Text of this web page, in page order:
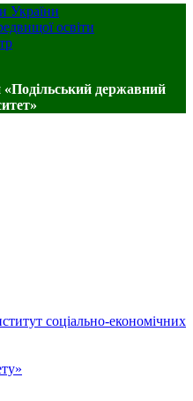
України
освіти
«Подільський державний
соціально-економічних